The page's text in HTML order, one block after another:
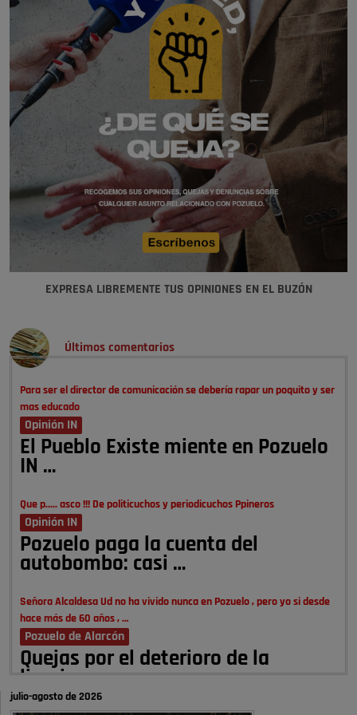
EXPRESA LIBREMENTE TUS OPINIONES EN EL BUZÓN
Últimos comentarios
Para ser el director de comunicación se debería rapar un poquito y ser
mas educado
Opinión IN
El Pueblo Existe miente en Pozuelo
IN …
Que p..... asco !!! De politicuchos y periodicuchos Ppineros
Opinión IN
Pozuelo paga la cuenta del
autobombo: casi …
Señora Alcaldesa Ud no ha vivido nunca en Pozuelo , pero yo si desde
hace más de 60 años , …
Pozuelo de Alarcón
Quejas por el deterioro de la
limpieza …
julio-agosto de 2026